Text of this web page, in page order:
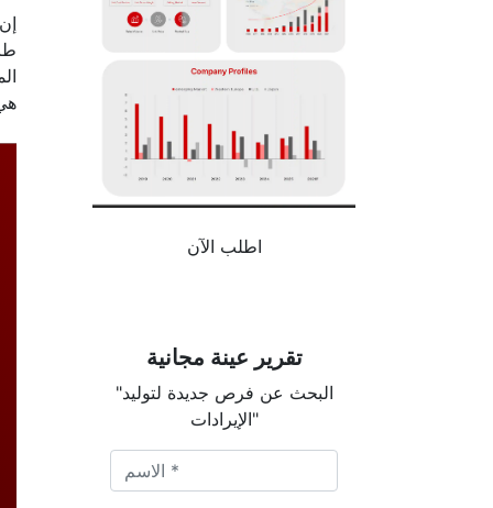
اطلب الآن
تقرير عينة مجانية
"البحث عن فرص جديدة لتوليد
الإيرادات"